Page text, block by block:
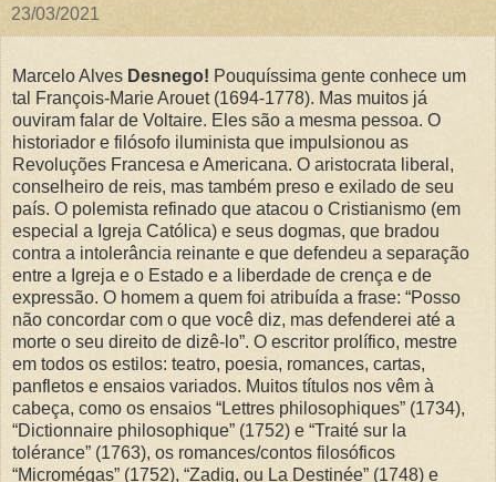
23/03/2021
Marcelo Alves Desnego! Pouquíssima gente conhece um
tal François-Marie Arouet (1694-1778). Mas muitos já
ouviram falar de Voltaire. Eles são a mesma pessoa. O
historiador e filósofo iluminista que impulsionou as
Revoluções Francesa e Americana. O aristocrata liberal,
conselheiro de reis, mas também preso e exilado de seu
país. O polemista refinado que atacou o Cristianismo (em
especial a Igreja Católica) e seus dogmas, que bradou
contra a intolerância reinante e que defendeu a separação
entre a Igreja e o Estado e a liberdade de crença e de
expressão. O homem a quem foi atribuída a frase: “Posso
não concordar com o que você diz, mas defenderei até a
morte o seu direito de dizê-lo”. O escritor prolífico, mestre
em todos os estilos: teatro, poesia, romances, cartas,
panfletos e ensaios variados. Muitos títulos nos vêm à
cabeça, como os ensaios “Lettres philosophiques” (1734),
“Dictionnaire philosophique” (1752) e “Traité sur la
tolérance” (1763), os romances/contos filosóficos
“Micromégas” (1752), “Zadig, ou La Destinée” (1748) e